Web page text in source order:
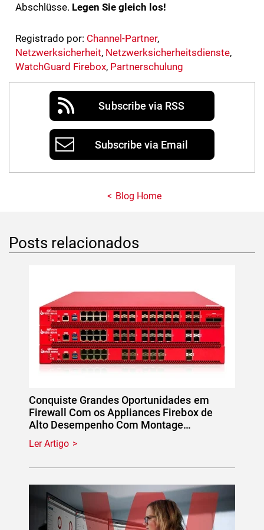
Abschlüsse. Legen Sie gleich los!
Registrado por: Channel-Partner,
Netzwerksicherheit, Netzwerksicherheitsdienste,
WatchGuard Firebox, Partnerschulung
Subscribe via RSS
Subscribe via Email
Blog Home
Posts relacionados
Conquiste Grandes Oportunidades em
Firewall Com os Appliances Firebox de
Alto Desempenho Com Montage…
Ler Artigo